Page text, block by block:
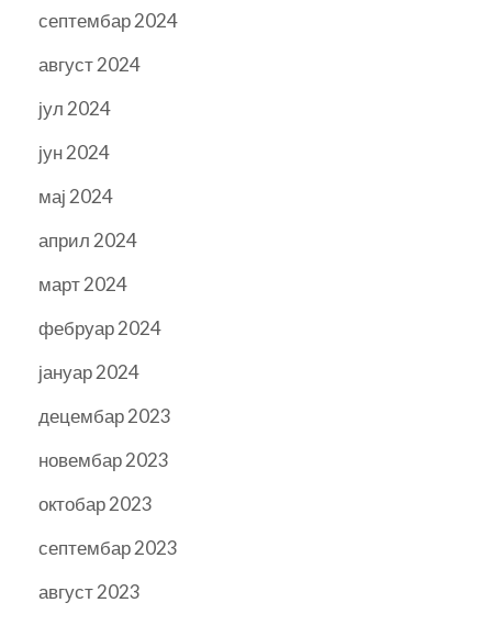
септембар 2024
август 2024
јул 2024
јун 2024
мај 2024
април 2024
март 2024
фебруар 2024
јануар 2024
децембар 2023
новембар 2023
октобар 2023
септембар 2023
август 2023